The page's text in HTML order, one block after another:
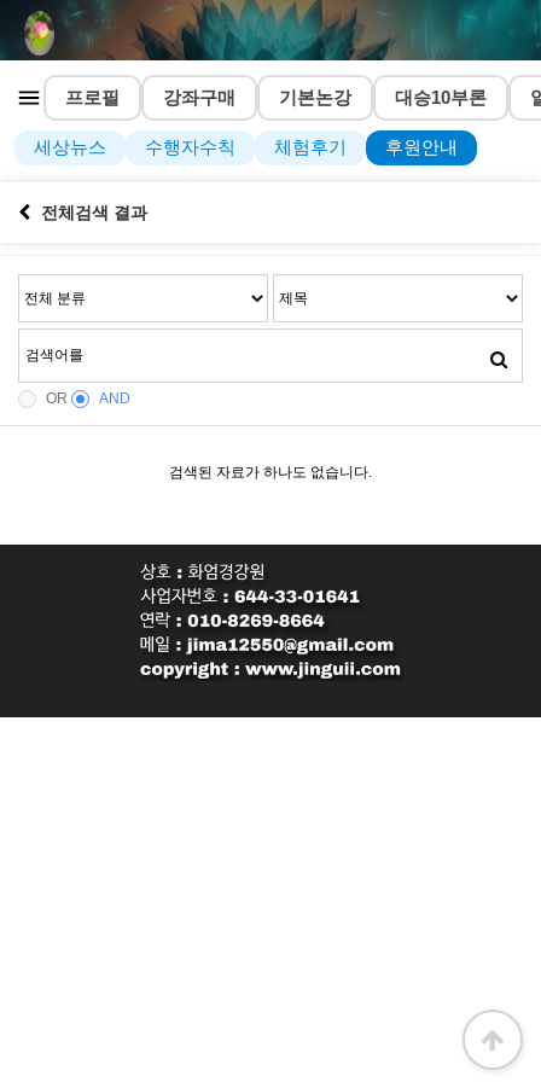
프로필 강좌구매 기본논강 대승10부론
세상뉴스 수행자수칙 체험후기 후원안내
전체검색 결과
OR AND
검색된 자료가 하나도 없습니다.